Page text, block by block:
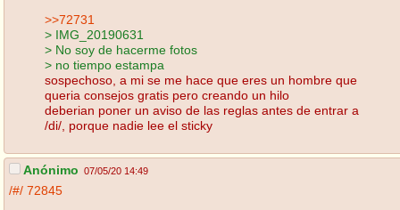
>>72731
> IMG_20190631
> No soy de hacerme fotos
> no tiempo estampa
sospechoso, a mi se me hace que eres un hombre que
queria consejos gratis pero creando un hilo
deberian poner un aviso de las reglas antes de entrar a
/di/, porque nadie lee el sticky
Anónimo 07/05/20 14:49
/#/ 72845